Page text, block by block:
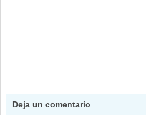
Deja un comentario